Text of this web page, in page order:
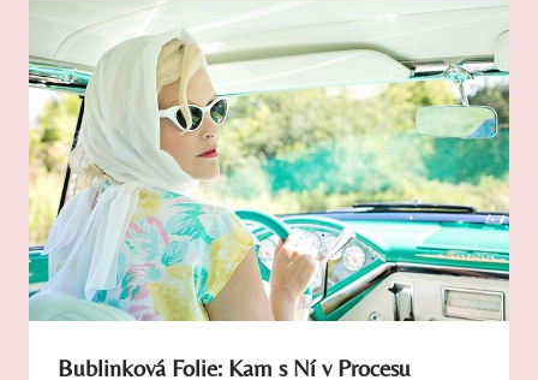
Bublinková Folie: Kam s Ní v Procesu